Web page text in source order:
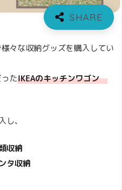
々な収納グッズを購入してい
たIKEAのキッチンワゴン
、
収納
タ収納